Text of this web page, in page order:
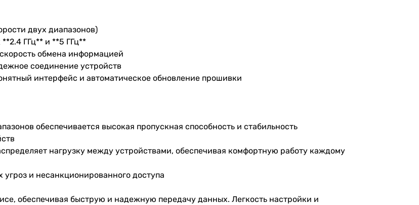
двух диапазонов)
ГГц** и **5 ГГц**
обмена информацией
соединение устройств
интерфейс и автоматическое обновление прошивки
обеспечивается высокая пропускная способность и стабильность
нагрузку между устройствами, обеспечивая комфортную работу каждому
и несанкционированного доступа
обеспечивая быструю и надежную передачу данных. Легкость настройки и